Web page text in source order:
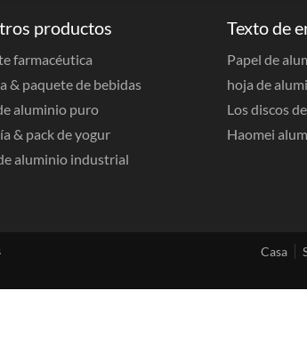
productos
farmacéutica
& paquete de bebidas
aluminio puro
& pack de yogur
aluminio industrial
Texto de
Papel de
hoja de
Los discos
Haomei
Casa